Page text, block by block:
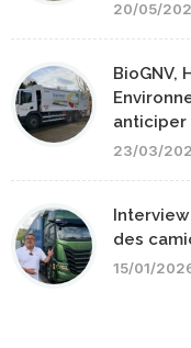
20/05/
BioGNV,
anticiper
23/03/
des
15/01/